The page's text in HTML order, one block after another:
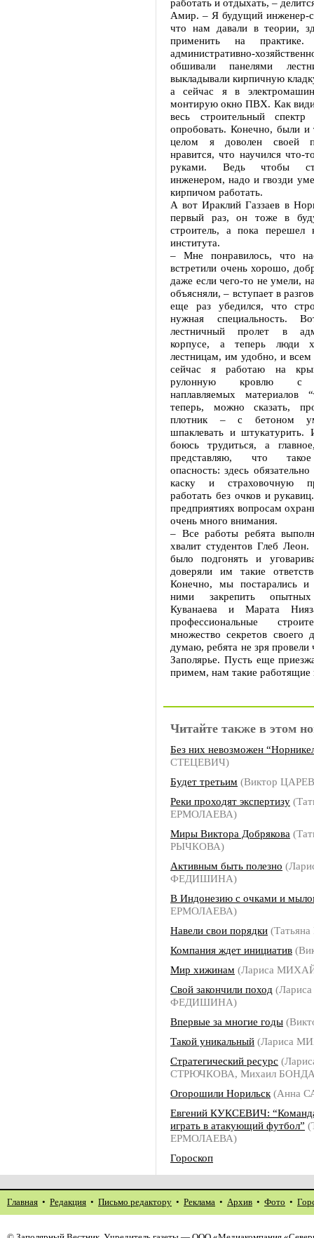
работать и отдыхать, –
Амир. – Я будущий инженер-
что нам давали в теории,
применить на
административно-
обшивали панелями
выкладывали кирпичную
а сейчас я в
монтирую окно ПВХ. Как
весь строительный спектр
опробовать. Конечно, были и
целом я доволен своей
нравится, что научился что-
руками. Ведь чтобы
инженером, надо и гвозди
кирпичом работать.
А вот Ираклий Газзаев в
первый раз, он тоже в
строитель, а пока перешел
института.
– Мне понравилось, что
встретили очень хорошо,
даже если чего-то не умели,
объясняли, – вступает в
еще раз убедился, что
нужная специальность.
лестничный пролет в
корпусе, а теперь люди
лестницам, им удобно, и всем
сейчас я работаю на
рулонную кровлю с
наплавляемых материалов
теперь, можно сказать,
плотник – с бетоном
шпаклевать и
боюсь трудиться, а
представляю, что
опасность: здесь
каску и страховочную
работать без очков и
предприятиях вопросам
очень много внимания.
– Все работы ребята
хвалит студентов Глеб
было подгонять и
доверяли им такие
Конечно, мы постарались и
ними закрепить
Куванаева и Марата
профессиональные
множество секретов своего
думаю, ребята не зря провели
Заполярье. Пусть еще
примем, нам такие
Читайте также в этом
Без них невозможен
СТЕЦЕВИЧ)
Будет третьим (Виктор
Реки проходят экспертизу
ЕРМОЛАЕВА)
Миры Виктора Добрякова
РЫЧКОВА)
Активным быть полезно
ФЕДИШИНА)
В Индонезию с очками и
ЕРМОЛАЕВА)
Навели свои порядки
Компания ждет инициатив
Мир хижинам (Лариса
Свой закончили поход (Лариса
ФЕДИШИНА)
Впервые за многие годы
Такой уникальный (Лариса
Стратегический ресурс
СТРЮЧКОВА, Михаил
Огорошили Норильск (Анна
Евгений КУКСЕВИЧ:
играть в атакующий футбол”
ЕРМОЛАЕВА)
Гороскоп
Главная • Редакция • Письмо редактору • Реклама • Архив • Фото •